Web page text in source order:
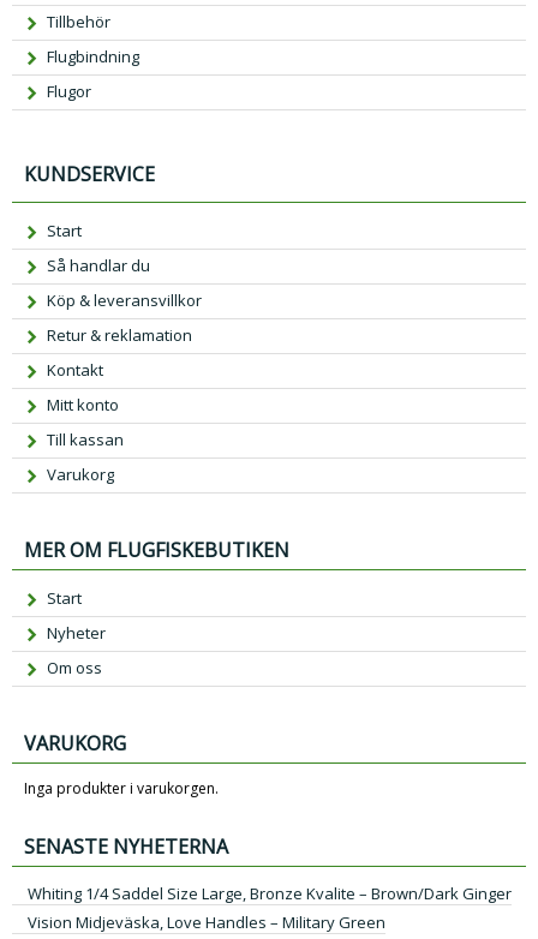
Tillbehör
Flugbindning
Flugor
KUNDSERVICE
Start
Så handlar du
Köp & leveransvillkor
Retur & reklamation
Kontakt
Mitt konto
Till kassan
Varukorg
MER OM FLUGFISKEBUTIKEN
Start
Nyheter
Om oss
VARUKORG
Inga produkter i varukorgen.
SENASTE NYHETERNA
Whiting 1/4 Saddel Size Large, Bronze Kvalite – Brown/Dark Ginger
Vision Midjeväska, Love Handles – Military Green